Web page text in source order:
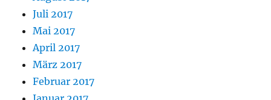
Juli 2017
Mai 2017
April 2017
März 2017
Februar 2017